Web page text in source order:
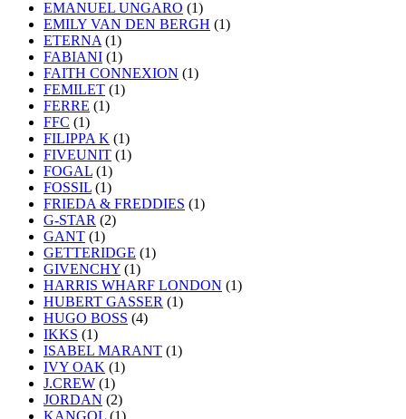
EMANUEL UNGARO (1)
EMILY VAN DEN BERGH (1)
ETERNA (1)
FABIANI (1)
FAITH CONNEXION (1)
FEMILET (1)
FERRE (1)
FFC (1)
FILIPPA K (1)
FIVEUNIT (1)
FOGAL (1)
FOSSIL (1)
FRIEDA & FREDDIES (1)
G-STAR (2)
GANT (1)
GETTERIDGE (1)
GIVENCHY (1)
HARRIS WHARF LONDON (1)
HUBERT GASSER (1)
HUGO BOSS (4)
IKKS (1)
ISABEL MARANT (1)
IVY OAK (1)
J.CREW (1)
JORDAN (2)
KANGOL (1)